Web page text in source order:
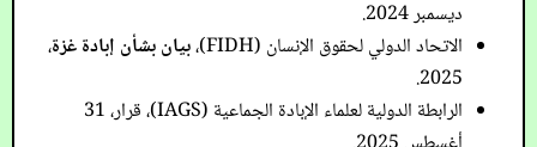
ديسمبر 2024.
الاتحاد الدولي لحقوق الإنسان (FIDH)،
بيان بشأن إبادة غزة،
2025.
الرابطة الدولية لعلماء الإبادة الجماعية (IAGS)، قرار، 31